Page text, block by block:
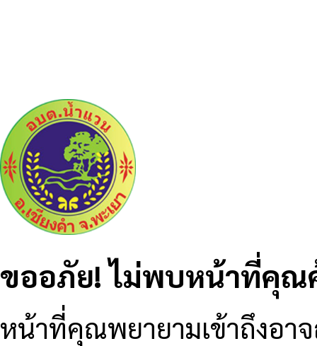
ขออภัย! ไม่พบหน้าที่คุณ
หน้าที่คุณพยายามเข้าถึงอา